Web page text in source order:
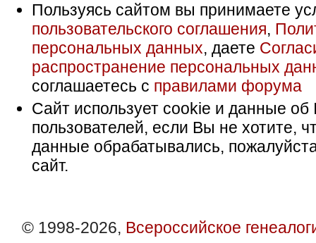
Пользуясь сайтом вы принимаете
пользовательского соглашения,
персональных данных, даете
распространение персональных
соглашаетесь с правилами форума
Сайт использует cookie и данные об
пользователей, если Вы не хотите,
данные обрабатывались,
сайт.
© 1998-2026, Всероссийское